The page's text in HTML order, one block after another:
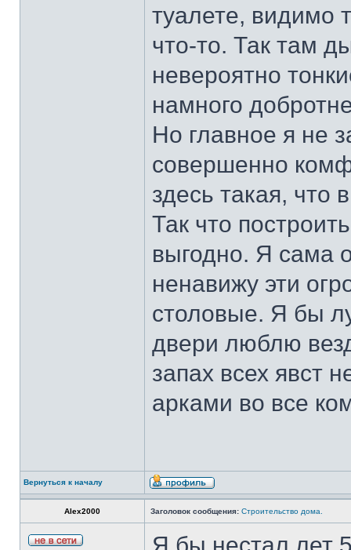
туалете, видимо
что-то. Так там
невероятно
намного
Но главное я не
совершенно
здесь такая, что
Так что
выгодно. Я сама
ненавижу эти
столовые. Я бы
двери люблю
запах всех явст
арками во все
Вернуться к началу
Alex2000 Заголовок сообщения: Строительство дома.